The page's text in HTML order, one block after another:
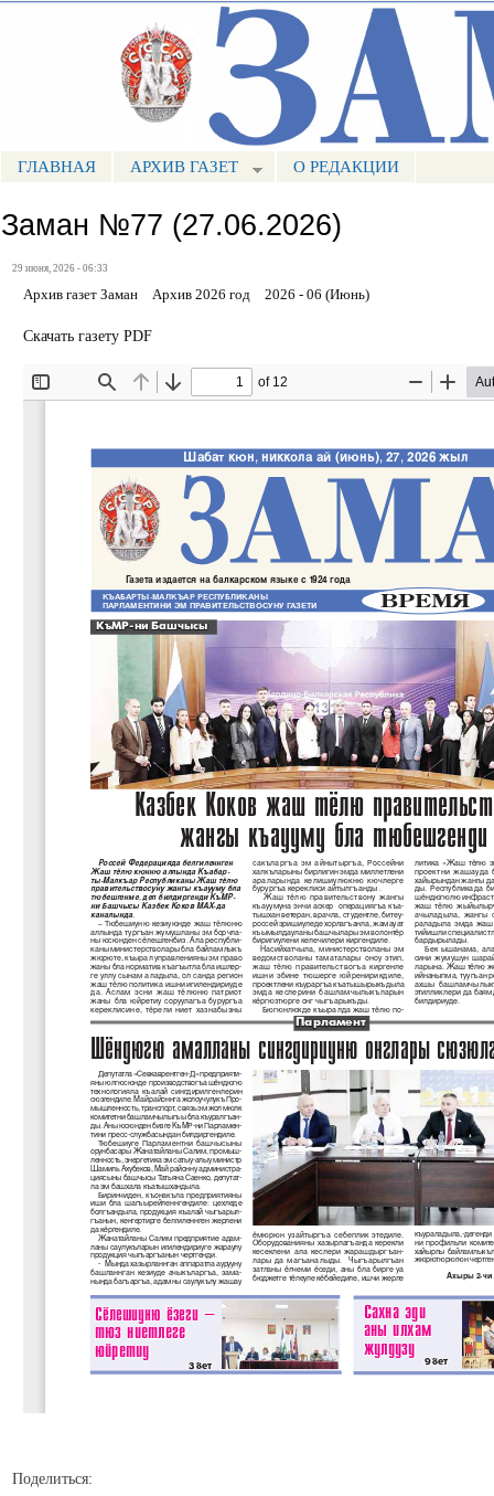
Портал СМИ КБР
МЕНЮ ЗАМАН
ГЛАВНАЯ АРХИВ ГАЗЕТ О РЕДАКЦИИ
Заман №77 (27.06.2026)
29 июня, 2026 - 06:33
Архив газет Заман Архив 2026 год 2026 - 06 (Июнь)
Скачать газету PDF
Поделиться: